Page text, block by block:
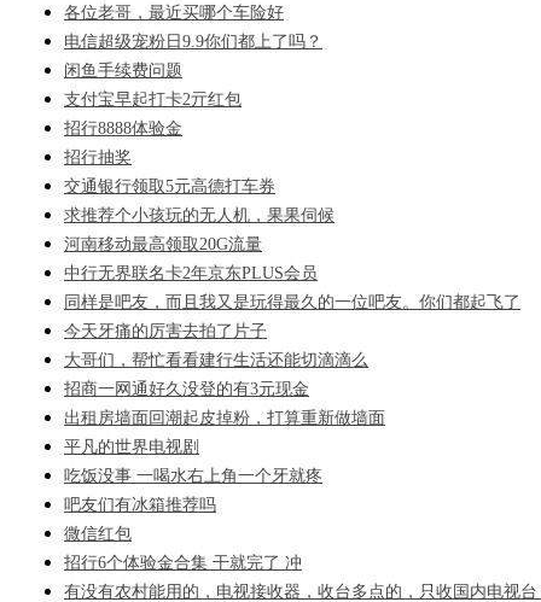
各位老哥，最近买哪个车险好
电信超级宠粉日9.9你们都上了吗？
闲鱼手续费问题
支付宝早起打卡2亓红包
招行8888体验金
招行抽奖
交通银行领取5元高德打车券
求推荐个小孩玩的无人机，果果伺候
河南移动最高领取20G流量
中行无界联名卡2年京东PLUS会员
同样是吧友，而且我又是玩得最久的一位吧友。你们都起飞了
今天牙痛的厉害去拍了片子
大哥们，帮忙看看建行生活还能切滴滴么
招商一网通好久没登的有3元现金
出租房墙面回潮起皮掉粉，打算重新做墙面
平凡的世界电视剧
吃饭没事 一喝水右上角一个牙就疼
吧友们有冰箱推荐吗
微信红包
招行6个体验金合集 干就完了 冲
有没有农村能用的，电视接收器，收台多点的，只收国内电视